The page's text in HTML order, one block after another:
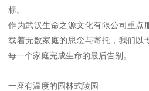
标。
作为武汉生命之源文化有限公司重点
载着无数家庭的思念与寄托，我们以
每一个家庭完成生命的最后告别。
一座有温度的园林式陵园